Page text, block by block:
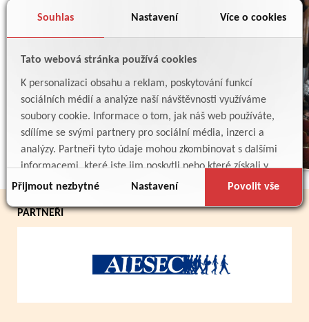
Souhlas Nastavení Více o cookies
Tato webová stránka používá cookies
K personalizaci obsahu a reklam, poskytování funkcí
sociálních médií a analýze naší návštěvnosti využíváme
soubory cookie. Informace o tom, jak náš web používáte,
sdílíme se svými partnery pro sociální média, inzerci a
analýzy. Partneři tyto údaje mohou zkombinovat s dalšími
informacemi, které jste jim poskytli nebo které získali v
důsledku toho, že používáte jejich služby.
Přijmout nezbytné Nastavení Povolit vše
Zpět
PARTNEŘI